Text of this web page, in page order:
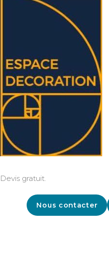
Devis gratuit.
Nous contacter